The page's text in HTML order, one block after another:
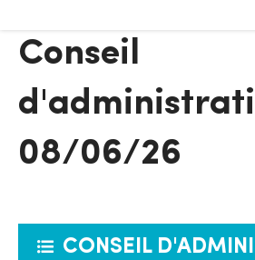
Conseil
08/06/26
CONSEIL